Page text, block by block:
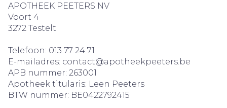
APOTHEEK PEETERS NV
Voort 4
3272 Testelt
Telefoon: 013 77 24 71
E-mailadres: contact@apotheekpeeters.be
APB nummer: 263001
Apotheek titularis: Leen Peeters
BTW nummer: BE0422792415